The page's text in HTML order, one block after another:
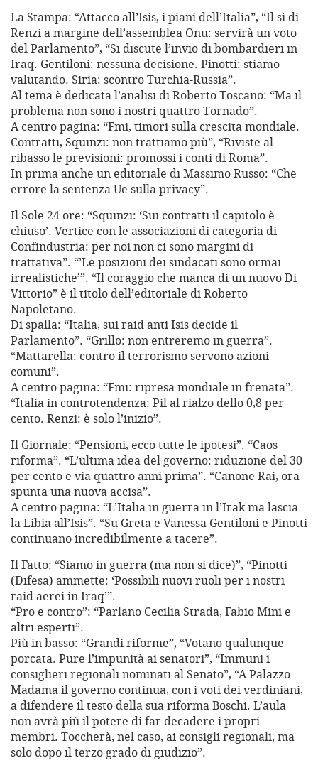
La Stampa: “Attacco all’Isis, i piani dell’Italia”, “Il sì di
Renzi a margine dell’assemblea Onu: servirà un voto
del Parlamento”, “Si discute l’invio di bombardieri in
Iraq. Gentiloni: nessuna decisione. Pinotti: stiamo
valutando. Siria: scontro Turchia-Russia”.
Al tema è dedicata l’analisi di Roberto Toscano: “Ma il
problema non sono i nostri quattro Tornado”.
A centro pagina: “Fmi, timori sulla crescita mondiale.
Contratti, Squinzi: non trattiamo più”, “Riviste al
ribasso le previsioni: promossi i conti di Roma”.
In prima anche un editoriale di Massimo Russo: “Che
errore la sentenza Ue sulla privacy”.
Il Sole 24 ore: “Squinzi: ‘Sui contratti il capitolo è
chiuso’. Vertice con le associazioni di categoria di
Confindustria: per noi non ci sono margini di
trattativa”. “’Le posizioni dei sindacati sono ormai
irrealistiche’”. “Il coraggio che manca di un nuovo Di
Vittorio” è il titolo dell’editoriale di Roberto
Napoletano.
Di spalla: “Italia, sui raid anti Isis decide il
Parlamento”. “Grillo: non entreremo in guerra”.
“Mattarella: contro il terrorismo servono azioni
comuni”.
A centro pagina: “Fmi: ripresa mondiale in frenata”.
“Italia in controtendenza: Pil al rialzo dello 0,8 per
cento. Renzi: è solo l’inizio”.
Il Giornale: “Pensioni, ecco tutte le ipotesi”. “Caos
riforma”. “L’ultima idea del governo: riduzione del 30
per cento e via quattro anni prima”. “Canone Rai, ora
spunta una nuova accisa”.
A centro pagina: “L’Italia in guerra in l’Irak ma lascia
la Libia all’Isis”. “Su Greta e Vanessa Gentiloni e Pinotti
continuano incredibilmente a tacere”.
Il Fatto: “Siamo in guerra (ma non si dice)”, “Pinotti
(Difesa) ammette: ‘Possibili nuovi ruoli per i nostri
raid aerei in Iraq’”.
“Pro e contro”: “Parlano Cecilia Strada, Fabio Mini e
altri esperti”.
Più in basso: “Grandi riforme”, “Votano qualunque
porcata. Pure l’impunità ai senatori”, “Immuni i
consiglieri regionali nominati al Senato”, “A Palazzo
Madama il governo continua, con i voti dei verdiniani,
a difendere il testo della sua riforma Boschi. L’aula
non avrà più il potere di far decadere i propri
membri. Toccherà, nel caso, ai consigli regionali, ma
solo dopo il terzo grado di giudizio”.